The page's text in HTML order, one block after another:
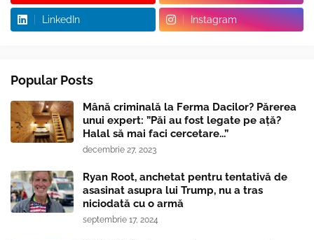
LinkedIn Instagram
Popular Posts
Mână criminală la Ferma Dacilor? Părerea
unui expert: ”Păi au fost legate pe ață?
Halal să mai faci cercetare...”
decembrie 27, 2023
Ryan Root, anchetat pentru tentativă de
asasinat asupra lui Trump, nu a tras
niciodată cu o armă
septembrie 17, 2024